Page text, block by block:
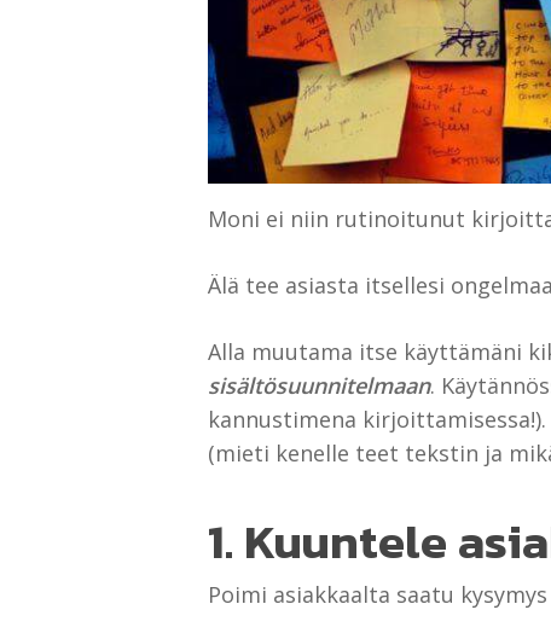
Moni ei niin rutinoitunut
Älä tee asiasta itsellesi
Alla muutama itse käyttämäni
sisältösuunnitelmaan.
kannustimena
(mieti kenelle teet tekstin ja
1. Kuuntele
Poimi asiakkaalta saatu